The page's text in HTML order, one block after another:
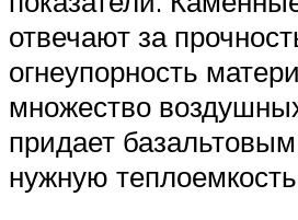
отвечают за
огнеупорность
множество
придает
нужную